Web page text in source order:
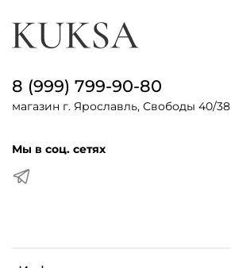
8 (999) 799-90-80
магазин г. Ярославль, Свободы 40/38
Мы в соц. сетях